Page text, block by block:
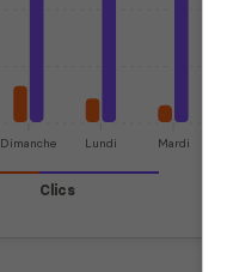
Dimanche Lundi Mardi
Clics